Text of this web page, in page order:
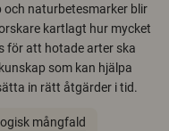
och naturbetesmarker blir
kartlagt hur mycket
för att hotade arter ska
som kan hjälpa
in rätt åtgärder i tid.
mångfald